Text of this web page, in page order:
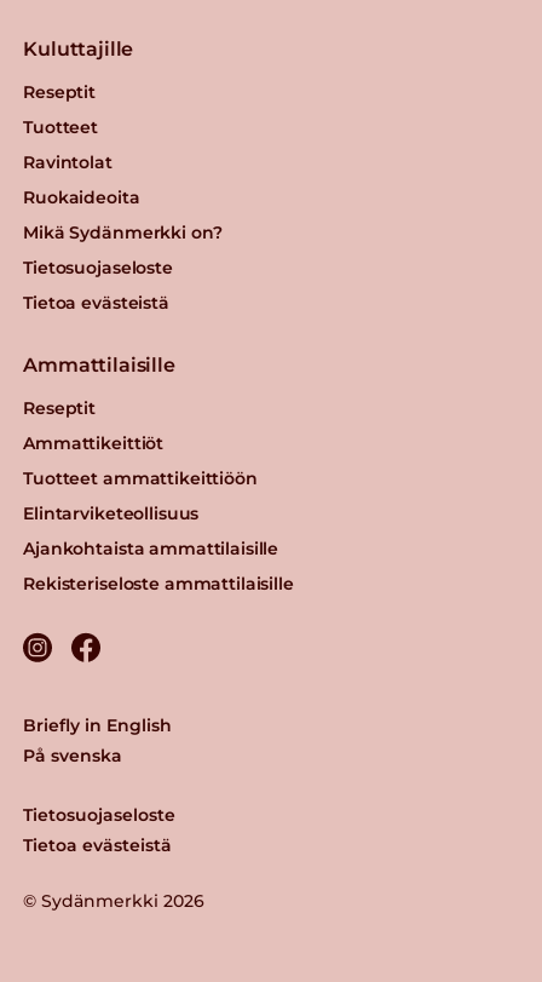
Kuluttajille
Reseptit
Tuotteet
Ravintolat
Ruokaideoita
Mikä Sydänmerkki on?
Tietosuojaseloste
Tietoa evästeistä
Ammattilaisille
Reseptit
Ammattikeittiöt
Tuotteet ammattikeittiöön
Elintarviketeollisuus
Ajankohtaista ammattilaisille
Rekisteriseloste ammattilaisille
© Sydänmerkki 2026
Tietosuojaseloste
Tietoa evästeistä
Briefly in English
På svenska